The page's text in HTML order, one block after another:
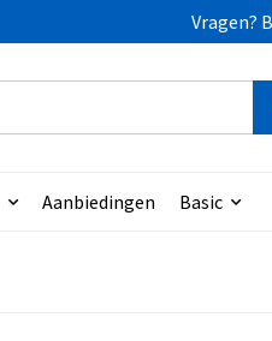
Vragen?
Aanbiedingen Basic